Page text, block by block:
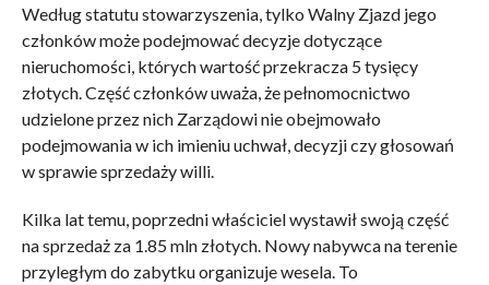
Według statutu stowarzyszenia, tylko Walny Zjazd jego
członków może podejmować decyzje dotyczące
nieruchomości, których wartość przekracza 5 tysięcy
złotych. Część członków uważa, że pełnomocnictwo
udzielone przez nich Zarządowi nie obejmowało
podejmowania w ich imieniu uchwał, decyzji czy głosowań
w sprawie sprzedaży willi.
Kilka lat temu, poprzedni właściciel wystawił swoją część
na sprzedaż za 1.85 mln złotych. Nowy nabywca na terenie
przyległym do zabytku organizuje wesela. To